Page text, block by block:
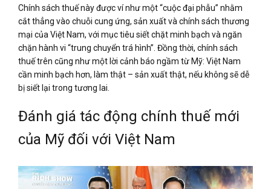
Chính sách thuế này được ví như một “cuộc đại phẫu” nhằm
cắt thẳng vào chuỗi cung ứng, sản xuất và chính sách thương
mại của Việt Nam, với mục tiêu siết chặt minh bạch và ngăn
chặn hành vi “trung chuyển trá hình”. Đồng thời, chính sách
thuế trên cũng như một lời cảnh báo ngầm từ Mỹ: Việt Nam
cần minh bạch hơn, làm thật – sản xuất thật, nếu không sẽ dễ
bị siết lại trong tương lai.
Đánh giá tác động chính thuế mới
của Mỹ đối với Việt Nam